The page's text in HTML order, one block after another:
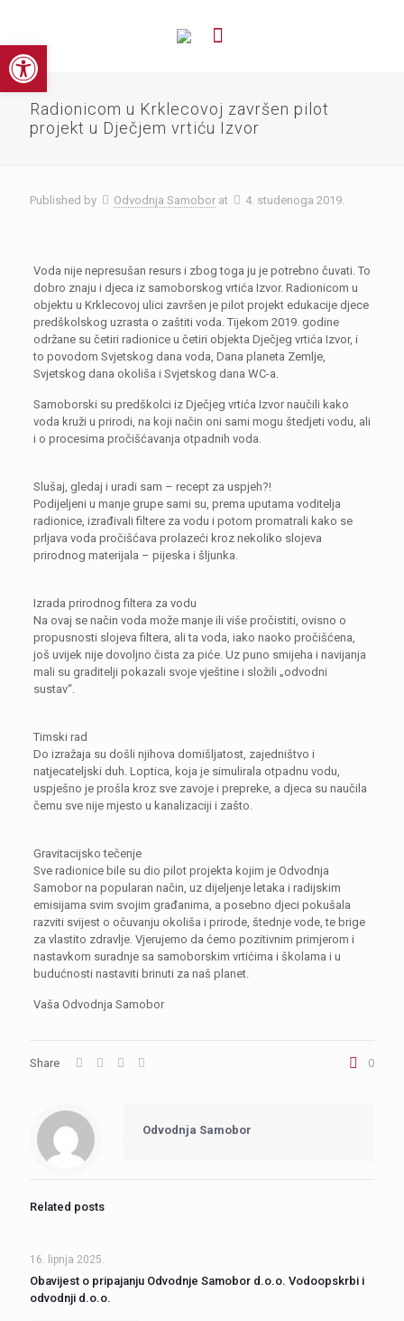
Open toolbar
Radionicom u Krklecovoj završen pilot
projekt u Dječjem vrtiću Izvor
Published by Odvodnja Samobor at 4. studenoga 2019.
Voda nije nepresušan resurs i zbog toga ju je potrebno čuvati. To
dobro znaju i djeca iz samoborskog vrtića Izvor. Radionicom u
objektu u Krklecovoj ulici završen je pilot projekt edukacije djece
predškolskog uzrasta o zaštiti voda. Tijekom 2019. godine
održane su četiri radionice u četiri objekta Dječjeg vrtića Izvor, i
to povodom Svjetskog dana voda, Dana planeta Zemlje,
Svjetskog dana okoliša i Svjetskog dana WC-a.
Samoborski su predškolci iz Dječjeg vrtića Izvor naučili kako
voda kruži u prirodi, na koji način oni sami mogu štedjeti vodu, ali
i o procesima pročišćavanja otpadnih voda.
Slušaj, gledaj i uradi sam – recept za uspjeh?!
Podijeljeni u manje grupe sami su, prema uputama voditelja
radionice, izrađivali filtere za vodu i potom promatrali kako se
prljava voda pročišćava prolazeći kroz nekoliko slojeva
prirodnog materijala – pijeska i šljunka.
Izrada prirodnog filtera za vodu
Na ovaj se način voda može manje ili više pročistiti, ovisno o
propusnosti slojeva filtera, ali ta voda, iako naoko pročišćena,
još uvijek nije dovoljno čista za piće. Uz puno smijeha i navijanja
mali su graditelji pokazali svoje vještine i složili „odvodni
sustav“.
Timski rad
Do izražaja su došli njihova domišljatost, zajedništvo i
natjecateljski duh. Loptica, koja je simulirala otpadnu vodu,
uspješno je prošla kroz sve zavoje i prepreke, a djeca su naučila
čemu sve nije mjesto u kanalizaciji i zašto.
Gravitacijsko tečenje
Sve radionice bile su dio pilot projekta kojim je Odvodnja
Samobor na popularan način, uz dijeljenje letaka i radijskim
emisijama svim svojim građanima, a posebno djeci pokušala
razviti svijest o očuvanju okoliša i prirode, štednje vode, te brige
za vlastito zdravlje. Vjerujemo da ćemo pozitivnim primjerom i
nastavkom suradnje sa samoborskim vrtićima i školama i u
budućnosti nastaviti brinuti za naš planet.
Vaša Odvodnja Samobor
Share 0
Odvodnja Samobor
Related posts
16. lipnja 2025.
Obavijest o pripajanju Odvodnje Samobor d.o.o. Vodoopskrbi i
odvodnji d.o.o.